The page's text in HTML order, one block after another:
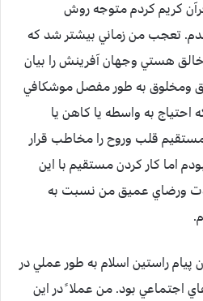
کريم کردم متوجه روش
تعجب من زماني بيشتر شد که
هستي وجهان آفرينش را بيان
ومخلوق به طور مفصل موشکافي
به واسطه يا کاهن يا
قلب وروح را مخاطب قرار
اما کار کردن مستقيم با اين
ورضاي عميق من نسبت به
پيام راستين اسلام به طور عملي در
اجتماعي بود. من عملا ً در اين